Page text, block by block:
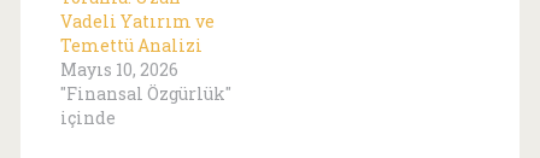
Vadeli Yatırım ve
Temettü Analizi
Mayıs 10, 2026
"Finansal Özgürlük"
içinde